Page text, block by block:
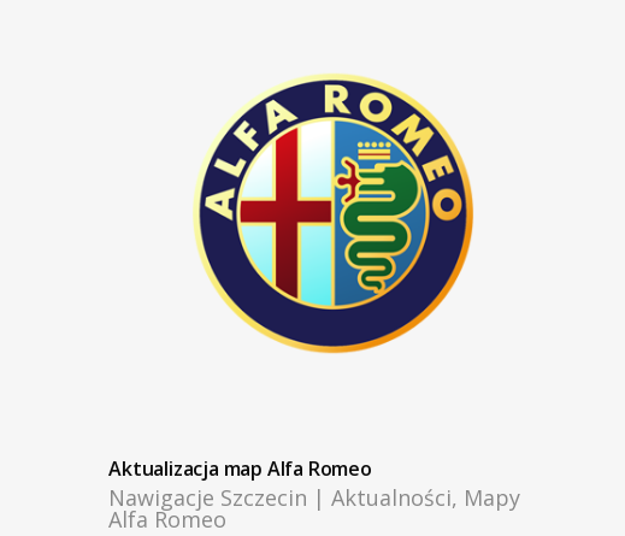
Aktualizacja map Alfa Romeo
Nawigacje Szczecin |Aktualności, Mapy
Alfa Romeo